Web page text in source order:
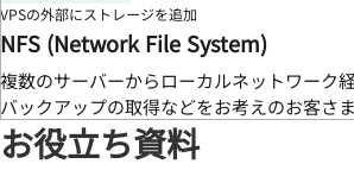
VPSの外部にストレージを追加
NFS (Network File System)
複数のサーバーからローカルネットワーク
バックアップの取得などをお考えのお客さ
お役立ち資料